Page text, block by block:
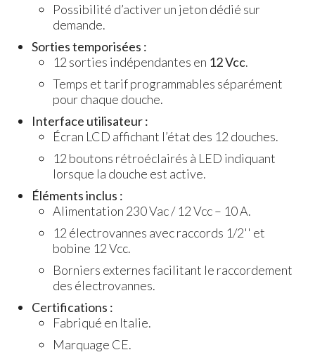
Possibilité d’activer un jeton dédié sur
demande.
Sorties temporisées :
12 sorties indépendantes en 12 Vcc.
Temps et tarif programmables séparément
pour chaque douche.
Interface utilisateur :
Écran LCD affichant l’état des 12 douches.
12 boutons rétroéclairés à LED indiquant
lorsque la douche est active.
Éléments inclus :
Alimentation 230 Vac / 12 Vcc – 10 A.
12 électrovannes avec raccords 1/2'' et
bobine 12 Vcc.
Borniers externes facilitant le raccordement
des électrovannes.
Certifications :
Fabriqué en Italie.
Marquage CE.